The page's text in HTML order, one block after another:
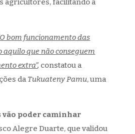
agricultores, facilitando a
bom funcionamento das
que não conseguem
extra”, constatou a
da Tukuateny Pamu, uma
poder caminhar
Alegre Duarte, que validou